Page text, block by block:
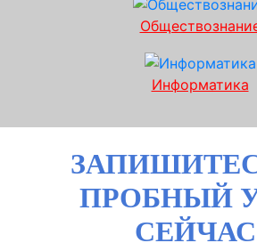
Информатика
ПРОБНЫЙ